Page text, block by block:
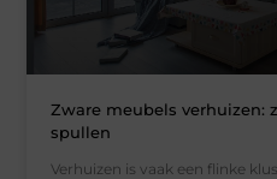
Zware meubels verhuizen:
spullen
Verhuizen is vaak een flinke